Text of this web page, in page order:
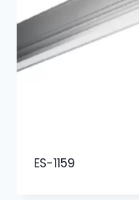
ES-1159